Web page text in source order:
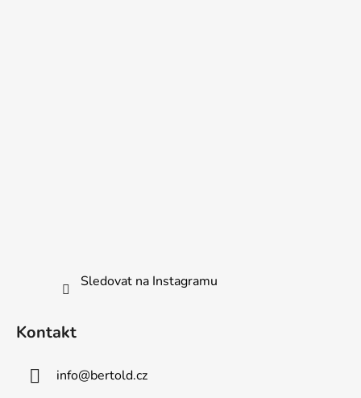
Sledovat na Instagramu
Kontakt
info@bertold.cz